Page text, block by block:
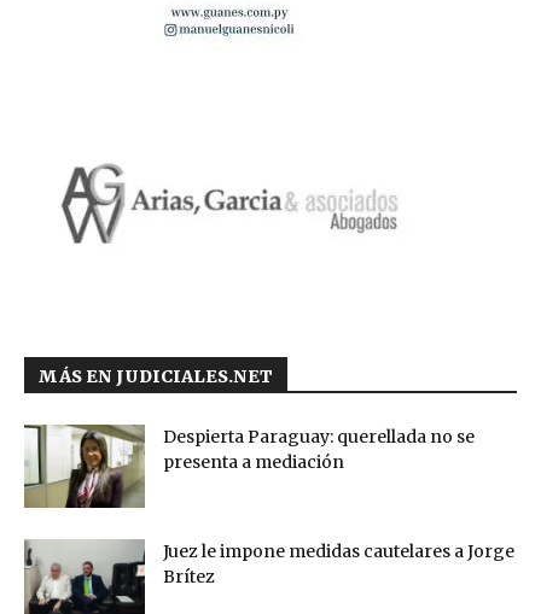
MÁS EN JUDICIALES.NET
Despierta Paraguay: querellada no se
presenta a mediación
Juez le impone medidas cautelares a Jorge
Brítez